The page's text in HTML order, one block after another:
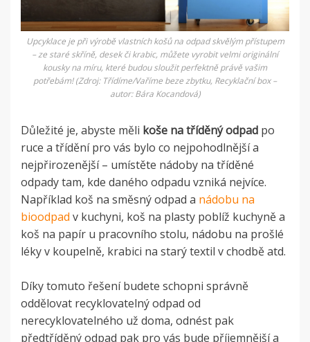
Upcyklace je při výrobě vlastních košů na odpad skvělým přístupem
– ze staré skříně, desek či krabic, můžete vyrobit velmi originální
kousky na míru, které budou sloužit perfektně právě vašim
potřebám! (Zdroj: Třídíme/Vaříme beze zbytku, Recyklační box –
autor: Bára Kocandová)
Důležité je, abyste měli koše na tříděný odpad po
ruce a třídění pro vás bylo co nejpohodlnější a
nejpřirozenější – umístěte nádoby na tříděné
odpady tam, kde daného odpadu vzniká nejvíce.
Například koš na směsný odpad a nádobu na
bioodpad v kuchyni, koš na plasty poblíž kuchyně a
koš na papír u pracovního stolu, nádobu na prošlé
léky v koupelně, krabici na starý textil v chodbě atd.
Díky tomuto řešení budete schopni správně
oddělovat recyklovatelný odpad od
nerecyklovatelného už doma, odnést pak
předtříděný odpad pak pro vás bude příjemnější a